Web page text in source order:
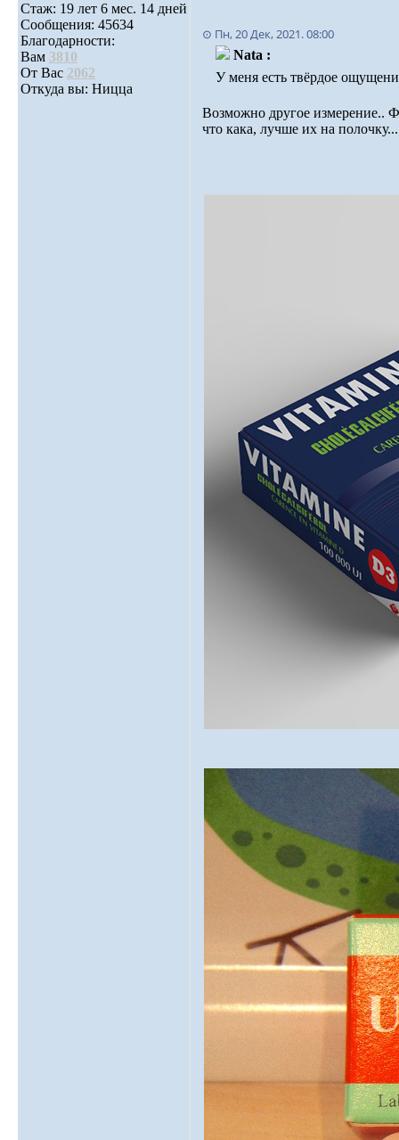
Стаж: 19 лет 6 мес. 14 дней
Сообщения: 45634
Благодарности:
Вам 3810
От Вас 2062
Откуда вы: Ницца
⊙ Пн, 20 Дек, 2021. 08:00
Nata :
У меня есть твёрдое
Возможно другое измерение..
что кака, лучше их на